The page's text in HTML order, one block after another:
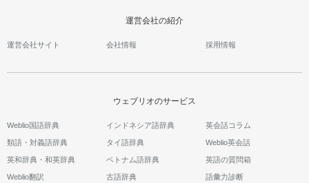
運営会社の紹介
運営会社サイト 会社情報 採用情報
ウェブリオのサービス
Weblio国語辞典
類語・対義語辞典
英和辞典・和英辞典
Weblio翻訳
インドネシア語辞典
タイ語辞典
ベトナム語辞典
古語辞典
英会話コラム
Weblio英会話
英語の質問箱
語彙力診断